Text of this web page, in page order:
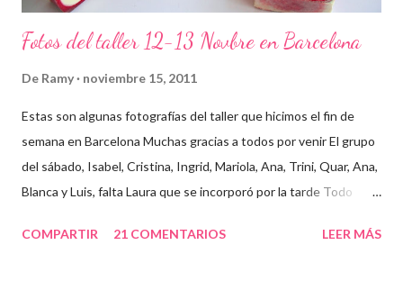
Fotos del taller 12-13 Novbre en Barcelona
De Ramy noviembre 15, 2011
Estas son algunas fotografías del taller que hicimos el fin de
semana en Barcelona Muchas gracias a todos por venir El grupo
del sábado, Isabel, Cristina, Ingrid, Mariola, Ana, Trini, Quar, Ana,
Blanca y Luis, falta Laura que se incorporó por la tarde Todo
primero un poco de teórica para tener claro lo que tenemos que
COMPARTIR 21 COMENTARIOS LEER MÁS